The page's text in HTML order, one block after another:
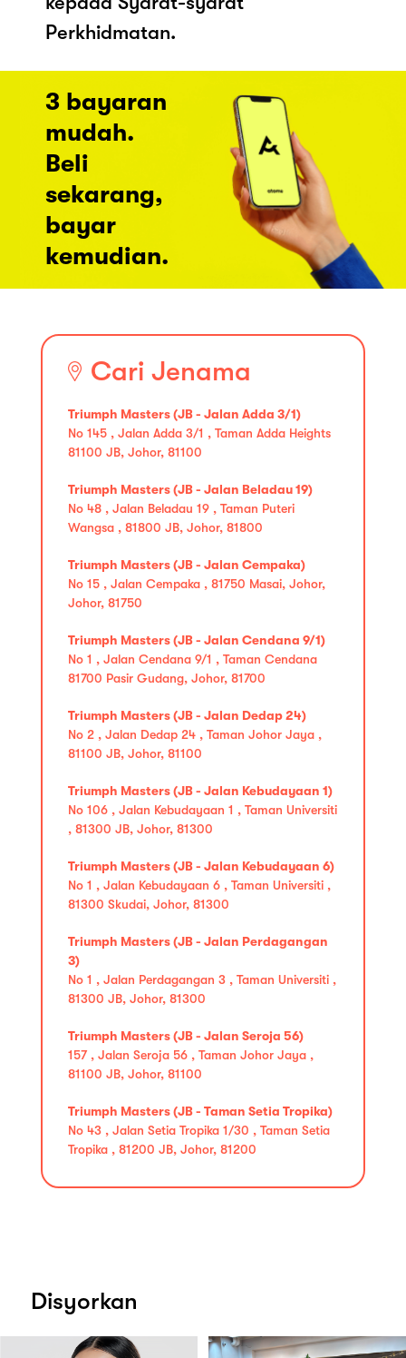
Perkhidmatan.
3 bayaran
mudah.
Beli
sekarang,
bayar
kemudian.
Cari Jenama
Triumph Masters (JB - Jalan Adda 3/1)
No 145 , Jalan Adda 3/1 , Taman Adda Heights
81100 JB, Johor, 81100
Triumph Masters (JB - Jalan Beladau 19)
No 48 , Jalan Beladau 19 , Taman Puteri
Wangsa , 81800 JB, Johor, 81800
Triumph Masters (JB - Jalan Cempaka)
No 15 , Jalan Cempaka , 81750 Masai, Johor,
Johor, 81750
Triumph Masters (JB - Jalan Cendana 9/1)
No 1 , Jalan Cendana 9/1 , Taman Cendana
81700 Pasir Gudang, Johor, 81700
Triumph Masters (JB - Jalan Dedap 24)
No 2 , Jalan Dedap 24 , Taman Johor Jaya ,
81100 JB, Johor, 81100
Triumph Masters (JB - Jalan Kebudayaan 1)
No 106 , Jalan Kebudayaan 1 , Taman Universiti
, 81300 JB, Johor, 81300
Triumph Masters (JB - Jalan Kebudayaan 6)
No 1 , Jalan Kebudayaan 6 , Taman Universiti ,
81300 Skudai, Johor, 81300
Triumph Masters (JB - Jalan Perdagangan
3)
No 1 , Jalan Perdagangan 3 , Taman Universiti ,
81300 JB, Johor, 81300
Triumph Masters (JB - Jalan Seroja 56)
157 , Jalan Seroja 56 , Taman Johor Jaya ,
81100 JB, Johor, 81100
Triumph Masters (JB - Taman Setia Tropika)
No 43 , Jalan Setia Tropika 1/30 , Taman Setia
Tropika , 81200 JB, Johor, 81200
Disyorkan